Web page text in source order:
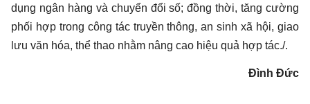
dụng ngân hàng và chuyển đổi số; đồng thời, tăng cường
phối hợp trong công tác truyền thông, an sinh xã hội, giao
lưu văn hóa, thể thao nhằm nâng cao hiệu quả hợp tác./.
Đình Đức